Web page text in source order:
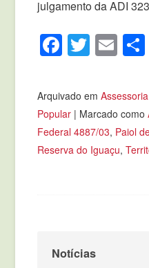
julgamento da ADI
Facebook
Twitter
Arquivado em
Popular | Marcado como
Federal 4887/03, Paiol
Reserva do Iguaçu,
Notícias